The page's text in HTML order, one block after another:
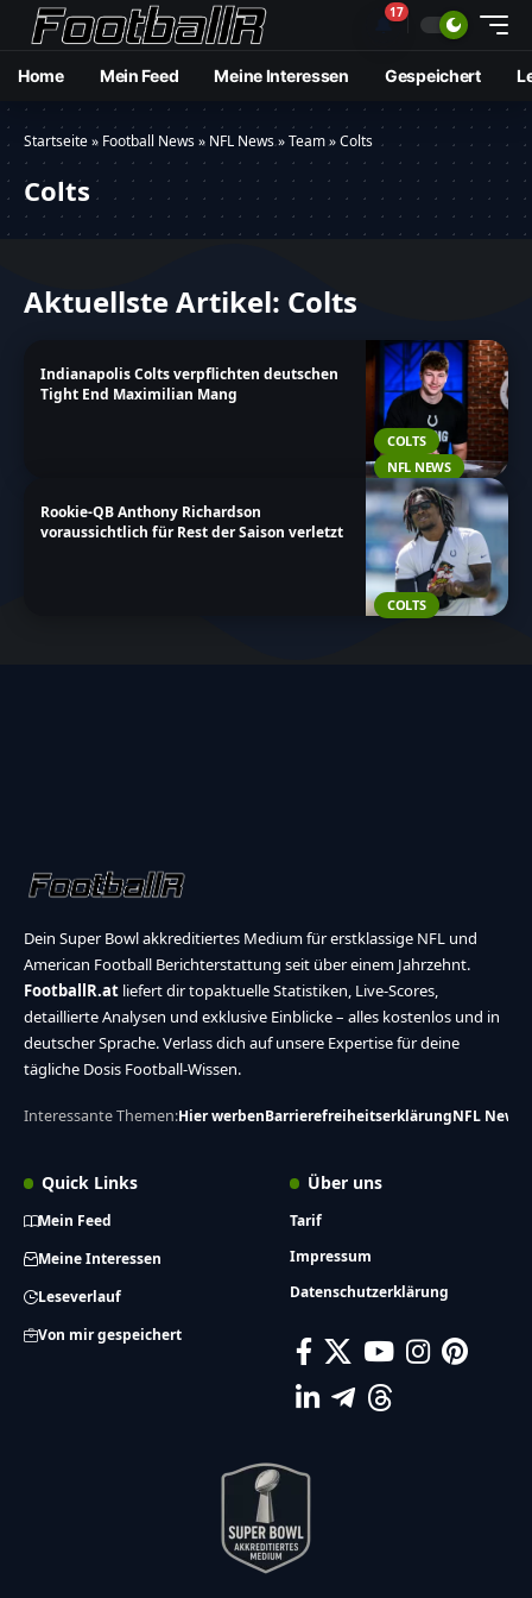
🔔17
Home Mein Feed Meine Interessen Gespeichert
Startseite» Football News» NFL News»Team»Colts
Colts
Aktuellste Artikel: Colts
COLTS
NFL NEWS
Indianapolis Colts verpflichten deutschen
Tight End Maximilian Mang
COLTS
Rookie-QB Anthony Richardson
voraussichtlich für Rest der Saison verletzt
Dein Super Bowl akkreditiertes Medium für erstklassige NFL und
American Football Berichterstattung seit über einem Jahrzehnt.
FootballR.at liefert dir topaktuelle Statistiken, Live-Scores,
detaillierte Analysen und exklusive Einblicke – alles kostenlos und in
deutscher Sprache. Verlass dich auf unsere Expertise für deine
tägliche Dosis Football-Wissen.
Interessante Themen:Hier werbenBarrierefreiheitserklärungNFL News
Quick Links
Mein Feed
Meine Interessen
Leseverlauf
Von mir gespeichert
Über uns
Tarif
Impressum
Datenschutzerklärung